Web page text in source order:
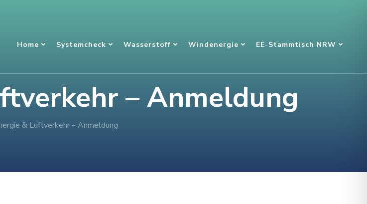
Home Systemcheck Wasserstoff Windenergie EE-Stammtisch NRW
– Anmeldung
& Luftverkehr – Anmeldung